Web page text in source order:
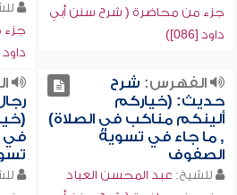
جزء من محاضرة ( شرح سنن أبي
داود [086])
جزء
داود
الفهرس: شرح
حديث: (خياركم
ألينكم مناكب في الصلاة)
, ما جاء في تسوية
الصفوف
للشيخ: عبد المحسن العباد
في